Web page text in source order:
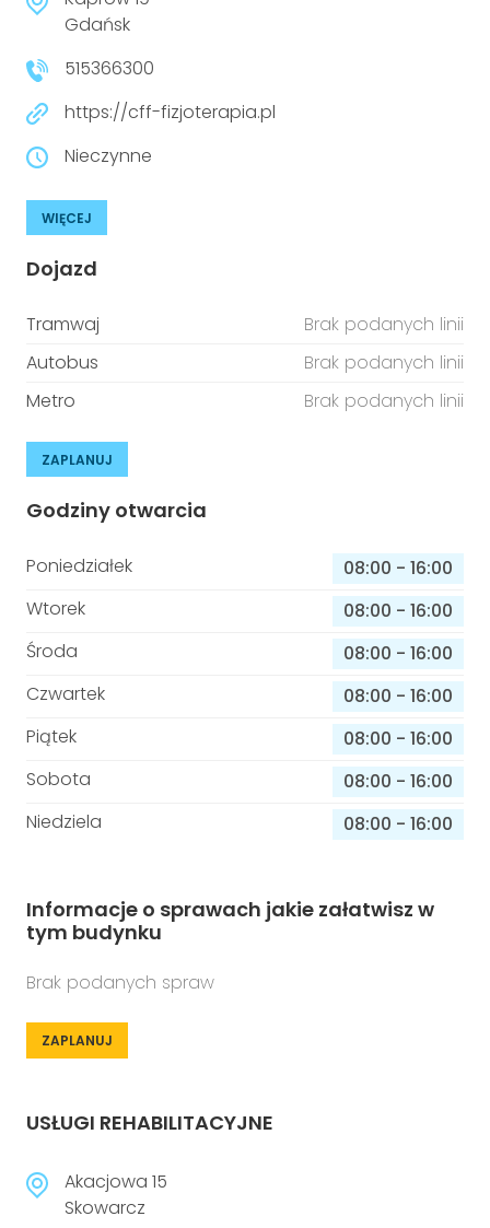
niepełnosprawnościami
Prawo
Prawa osób z niepełnosprawnościami
Aktualności
Urządzenia IoT
Gdańsk
515366300
https://cff-fizjoterapia.pl
Nieczynne
WIĘCEJ
Dojazd
Tramwaj
Brak podanych linii
Autobus
Brak podanych linii
Metro
Brak podanych linii
ZAPLANUJ
Godziny otwarcia
Poniedziałek 08:00 - 16:00
Wtorek
08:00 - 16:00
Środa
08:00 - 16:00
Czwartek
08:00 - 16:00
Piątek
08:00 - 16:00
Sobota
08:00 - 16:00
Niedziela
08:00 - 16:00
Informacje o sprawach jakie załatwisz w
tym budynku
Brak podanych spraw
ZAPLANUJ
USŁUGI REHABILITACYJNE
Akacjowa 15
Skowarcz